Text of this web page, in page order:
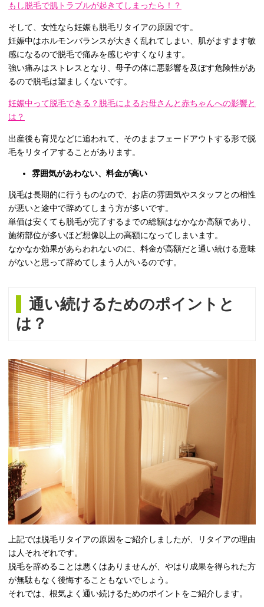
もし脱毛で肌トラブルが起きてしまったら！？
そして、女性なら妊娠も脱毛リタイアの原因です。
妊娠中はホルモンバランスが大きく乱れてしまい、肌がますます敏
感になるので脱毛で痛みを感じやすくなります。
強い痛みはストレスとなり、母子の体に悪影響を及ぼす危険性があ
るので脱毛は望ましくないです。
妊娠中って脱毛できる？脱毛によるお母さんと赤ちゃんへの影響と
は？
出産後も育児などに追われて、そのままフェードアウトする形で脱
毛をリタイアすることがあります。
雰囲気があわない、料金が高い
脱毛は長期的に行うものなので、お店の雰囲気やスタッフとの相性
が悪いと途中で辞めてしまう方が多いです。
単価は安くても脱毛が完了するまでの総額はなかなか高額であり、
施術部位が多いほど想像以上の高額になってしまいます。
なかなか効果があらわれないのに、料金が高額だと通い続ける意味
がないと思って辞めてしまう人がいるのです。
通い続けるためのポイントと
は？
上記では脱毛リタイアの原因をご紹介しましたが、リタイアの理由
は人それぞれです。
脱毛を辞めることは悪くはありませんが、やはり成果を得られた方
が無駄もなく後悔することもないでしょう。
それでは、根気よく通い続けるためのポイントをご紹介します。